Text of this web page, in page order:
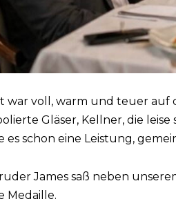
war voll, warm und teuer auf
Gläser, Kellner, die
es schon eine Leistung,
James saß neben
Medaille.